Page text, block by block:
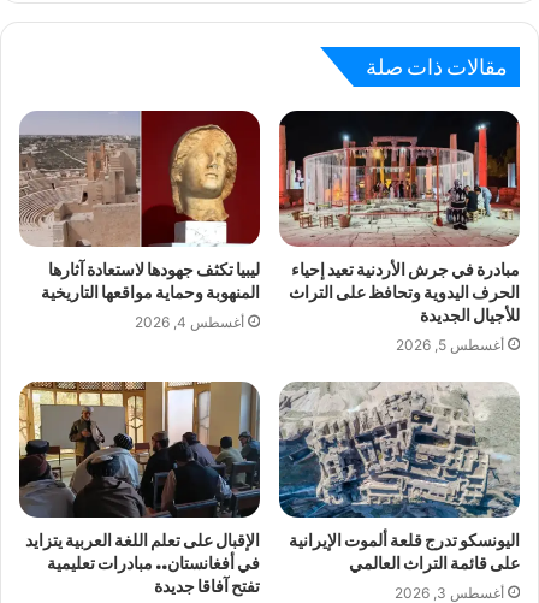
مقالات ذات صلة
مبادرة في جرش الأردنية تعيد إحياء
الحرف اليدوية وتحافظ على التراث
للأجيال الجديدة
أغسطس 5, 2026
ليبيا تكثف جهودها لاستعادة آثارها
المنهوبة وحماية مواقعها التاريخية
أغسطس 4, 2026
اليونسكو تدرج قلعة ألموت الإيرانية
على قائمة التراث العالمي
أغسطس 3, 2026
الإقبال على تعلم اللغة العربية يتزايد
في أفغانستان.. مبادرات تعليمية
تفتح آفاقا جديدة